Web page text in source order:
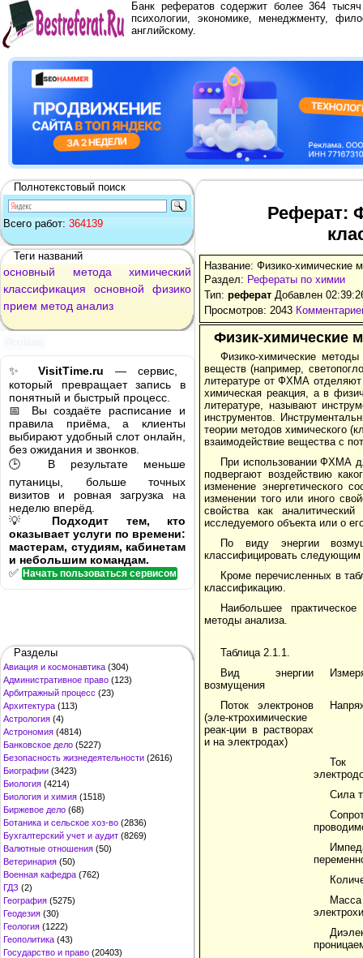
Банк рефератов содержит более 364
психологии, экономике, менеджменту,
английскому.
Полнотекстовый поиск
Всего работ: 364139
Теги названий
основный метода
химический
классификация
основной
физико
прием метод анализ
✨ VisitTime.ru — сервис,
который превращает запись в
понятный и быстрый процесс.
📅 Вы создаёте расписание и
правила приёма, а клиенты
выбирают удобный слот онлайн,
без ожидания и звонков.
🕒 В результате меньше
путаницы, больше точных
визитов и ровная загрузка на
неделю вперёд.
💡 Подходит тем, кто
оказывает услуги по времени:
мастерам, студиям, кабинетам
и небольшим командам.
✅ Начать пользоваться сервисом
Разделы
Авиация и космонавтика (304)
Административное право (123)
Арбитражный процесс (23)
Архитектура (113)
Астрология (4)
Астрономия (4814)
Банковское дело (5227)
Безопасность жизнедеятельности (2616)
Биографии (3423)
Биология (4214)
Биология и химия (1518)
Биржевое дело (68)
Ботаника и сельское хоз-во (2836)
Бухгалтерский учет и аудит (8269)
Валютные отношения (50)
Ветеринария (50)
Военная кафедра (762)
ГДЗ (2)
География (5275)
Геодезия (30)
Геология (1222)
Геополитика (43)
Государство и право (20403)
Реферат:
Название: Физико-химические
Раздел: Рефераты по химии
Тип: реферат Добавлен
Просмотров: 2043
Физик-химические
Физико-химические
веществ (например,
литературе от ФХМА
химическая реакция, а в
литературе, называют
инструментов.
теории методов химического
взаимодействие вещества с
При использовании ФХМА
подвергают воздействию
изменение энергетического
изменении того или иного
свойства как
исследуемого объекта или о
По виду энергии
классифицировать следующим
Кроме перечисленных в
классификацию.
Наибольшее
методы анализа.
Таблица 2.1.1.
Вид энергии
возмущения
Поток электронов
(эле-ктрохимические
реак-ции в растворах
и на электродах)
Ток
Сила